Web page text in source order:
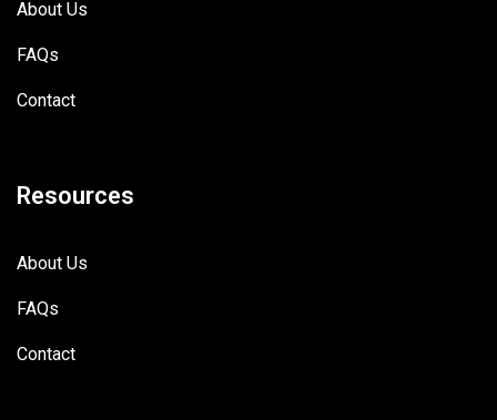
About Us
FAQs
Contact
Resources
About Us
FAQs
Contact